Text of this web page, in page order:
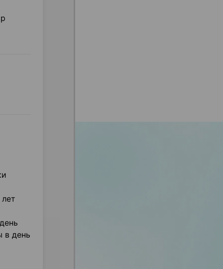
в день